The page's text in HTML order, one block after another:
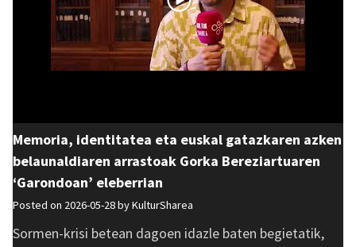
Memoria, identitatea eta euskal gatazkaren azken
belaunaldiaren arrastoak Gorka Bereziartuaren
‘Garondoan’ eleberrian
Posted on 2026-05-28 byKulturSharea
Sormen-krisi betean dagoen idazle baten begietatik,